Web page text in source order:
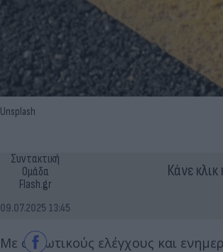
Unsplash
Συντακτική
Ομάδα
Flash.gr
09.07.2025 13:45
Κάνε
Με σαρωτικούς ελέγχους και